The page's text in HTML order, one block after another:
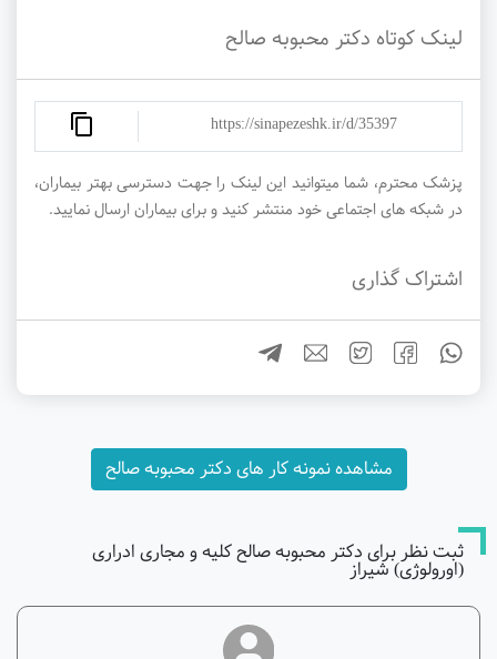
لینک کوتاه دکتر محبوبه صالح
https://sinapezeshk.ir/d/35397
پزشک محترم، شما میتوانید این لینک را جهت دسترسی بهتر بیماران،
در شبکه های اجتماعی خود منتشر کنید و برای بیماران ارسال نمایید.
اشتراک گذاری
مشاهده نمونه کار های دکتر محبوبه صالح
ثبت نظر برای دکتر محبوبه صالح کلیه و مجاری ادراری
(اورولوژی) شیراز